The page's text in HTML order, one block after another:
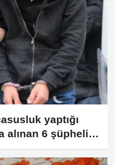
yaptığı
alınan 6 şüpheli